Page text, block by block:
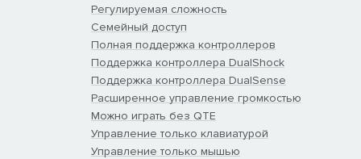
Регулируемая сложность
Семейный доступ
Полная поддержка контроллеров
Поддержка контроллера DualShock
Поддержка контроллера DualSense
Расширенное управление громкостью
Можно играть без QTE
Управление только клавиатурой
Управление только мышью